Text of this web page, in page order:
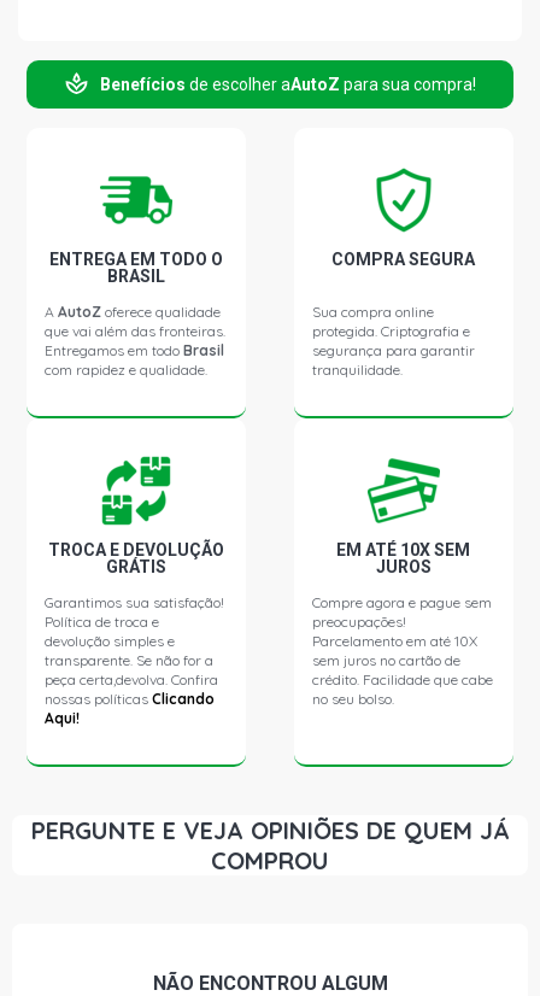
Benefícios de escolher aAutoZ para sua compra!
ENTREGA EM TODO O
BRASIL
AAutoZ oferece qualidade
que vai além das fronteiras.
Entregamos em todoBrasil
com rapidez e qualidade.
COMPRA SEGURA
Sua compra online
protegida. Criptografia e
segurança para garantir
tranquilidade.
TROCA E DEVOLUÇÃO
GRÁTIS
Garantimos sua satisfação!
Política de troca e
devolução simples e
transparente. Se não for a
peça certa,devolva. Confira
nossas políticasClicando
Aqui!
EM ATÉ 10X SEM
JUROS
Compre agora e pague sem
preocupações!
Parcelamento em até 10X
sem juros no cartão de
crédito. Facilidade que cabe
no seu bolso.
PERGUNTE E VEJA OPINIÕES DE QUEM JÁ
COMPROU
NÃO ENCONTROU ALGUM